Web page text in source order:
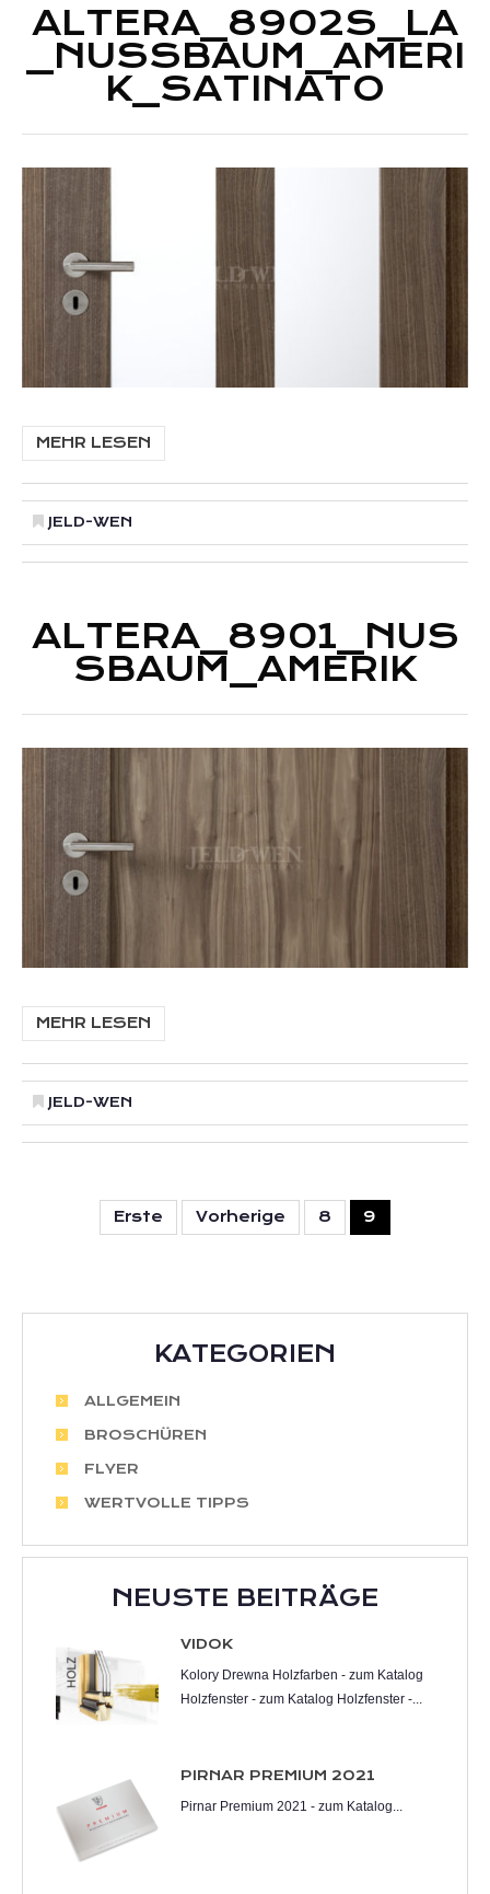
ALTERA_8902S_LA
_NUSSBAUM_AMERI
K_SATINATO
MEHR LESEN
JELD-WEN
ALTERA_8901_NUS
SBAUM_AMERIK
MEHR LESEN
JELD-WEN
Erste Vorherige 8 9
KATEGORIEN
ALLGEMEIN
BROSCHÜREN
FLYER
WERTVOLLE TIPPS
NEUSTE BEITRÄGE
VIDOK
Kolory Drewna Holzfarben - zum Katalog
Holzfenster - zum Katalog Holzfenster -...
PIRNAR PREMIUM 2021
Pirnar Premium 2021 - zum Katalog...